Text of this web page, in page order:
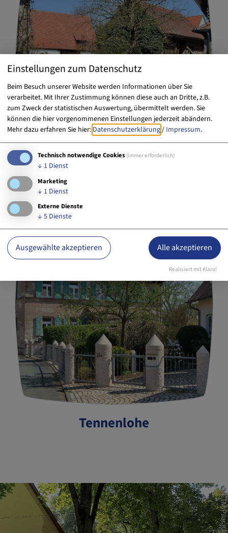
Kriegenbrunn/Hüttendorf
Tennenlohe
Einstellungen zum Datenschutz
Beim Besuch unserer Website werden Informationen über Sie
verarbeitet. Mit Ihrer Zustimmung können diese auch an Dritte, z.B.
zum Zweck der statistischen Auswertung, übermittelt werden. Sie
können die hier vorgenommenen Einstellungen jederzeit abändern.
Mehr dazu erfahren Sie hier: Datenschutzerklärung/ Impressum.
Technisch notwendige Cookies (immer erforderlich)
↓ 1 Dienst
Marketing
↓ 1 Dienst
Externe Dienste
↓ 5 Dienste
Ausgewählte akzeptieren Alle akzeptieren
Realisiert mit Klaro!